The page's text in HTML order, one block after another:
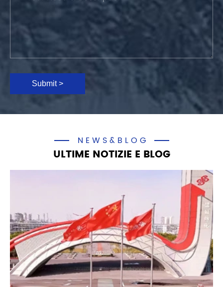
Submit >
NEWS&BLOG
ULTIME NOTIZIE E BLOG